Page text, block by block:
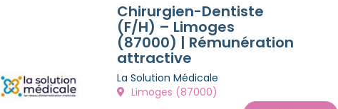
Chirurgien-Dentiste
(F/H) – Limoges
(87000) | Rémunération
attractive
La Solution Médicale
Limoges (87000)